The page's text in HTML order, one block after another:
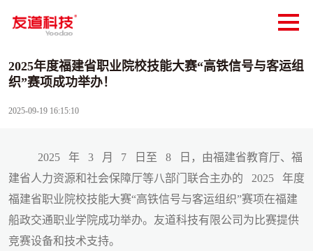
​2025年度福建省职业院校技能大赛“高铁信号与客运组
织”赛项成功举办！
2025-09-19 16:15:10
2025 年 3 月 7 日至 8
日，由福建省教育厅、福
建省人力资源和社会保障厅等八部门联合主办的
2025
年度
福建省职业院校技能大赛“高铁信号与客运组织”赛项在福建
船政交通职业学院成功举办。友道科技有限公司为比赛提供
竞赛设备和技术支持。